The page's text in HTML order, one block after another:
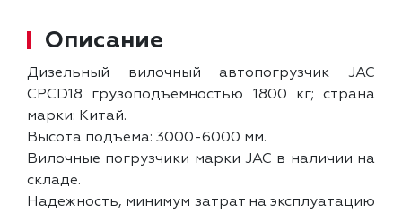
Описание
Дизельный вилочный автопогрузчик JAC
CPCD18 грузоподъемностью 1800 кг; страна
марки: Китай.
Высота подъема: 3000-6000 мм.
Вилочные погрузчики марки JAC в наличии на
складе.
Надежность, минимум затрат на эксплуатацию